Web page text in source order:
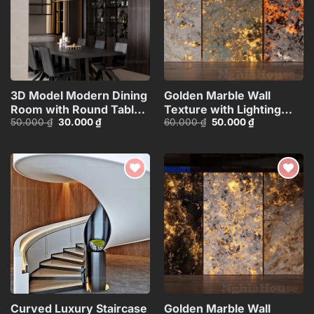
3D Model Modern Dining
Room with Round Table –
3ds Max_109796685
50.000₫ Giá
30.000₫Giá
hiện
30.000 ₫.
Golden Marble Wall
Texture with Lighting
Effect_HCI4803714784363
60.000₫ Giá
50.000₫Giá
hiện
50.000 ₫.
Curved Luxury Staircase
Add to
wishlist
Golden Marble Wall